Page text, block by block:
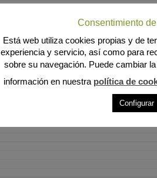
Consentimiento
Está web utiliza cookies propias y de
experiencia y servicio, así como para
sobre su navegación. Puede cambiar
información en nuestra política de
Configurar